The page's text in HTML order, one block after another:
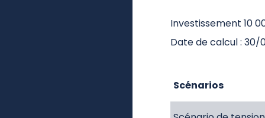
Investissement 10
Date de calcul : 30/
Scénarios